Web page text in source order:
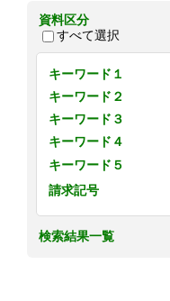
資料区分
すべて選択
キーワード１
キーワード２
キーワード３
キーワード４
キーワード５
請求記号
検索結果一覧